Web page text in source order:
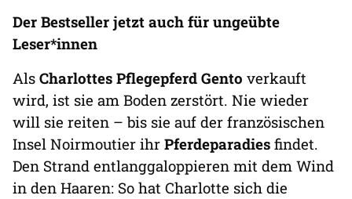
Der Bestseller jetzt auch für ungeübte
Leser*innen
Als Charlottes Pflegepferd Gento verkauft
wird, ist sie am Boden zerstört. Nie wieder
will sie reiten – bis sie auf der französischen
Insel Noirmoutier ihr Pferdeparadies findet.
Den Strand entlanggaloppieren mit dem Wind
in den Haaren: So hat Charlotte sich die